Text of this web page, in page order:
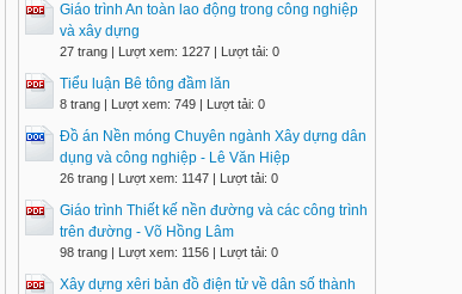
Giáo trình An toàn lao động trong công nghiệp
và xây dựng
27 trang | Lượt xem: 1227 | Lượt tải: 0
Tiểu luận Bê tông đầm lăn
8 trang | Lượt xem: 749 | Lượt tải: 0
Đồ án Nền móng Chuyên ngành Xây dựng dân
dụng và công nghiệp - Lê Văn Hiệp
26 trang | Lượt xem: 1147 | Lượt tải: 0
Giáo trình Thiết kế nền đường và các công trình
trên đường - Võ Hồng Lâm
98 trang | Lượt xem: 1156 | Lượt tải: 0
Xây dựng xêri bản đồ điện tử về dân số thành